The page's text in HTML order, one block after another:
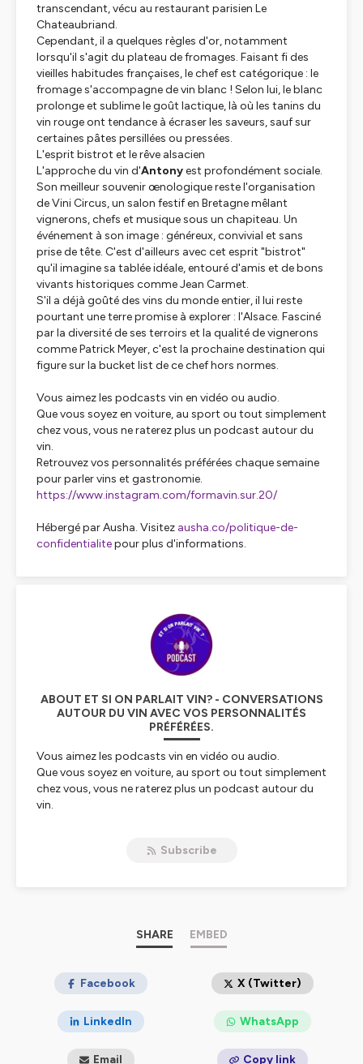
transcendant, vécu au restaurant parisien Le
Chateaubriand.
Cependant, il a quelques règles d'or, notamment
lorsqu'il s'agit du plateau de fromages. Faisant fi des
vieilles habitudes françaises, le chef est catégorique : le
fromage s'accompagne de vin blanc ! Selon lui, le blanc
prolonge et sublime le goût lactique, là où les tanins du
vin rouge ont tendance à écraser les saveurs, sauf sur
certaines pâtes persillées ou pressées.
L'esprit bistrot et le rêve alsacien
L'approche du vin d'Antonyest profondément sociale.
Son meilleur souvenir œnologique reste l'organisation
deVini Circus, un salon festif en Bretagne mêlant
vignerons, chefs et musique sous un chapiteau. Un
événement à son image : généreux, convivial et sans
prise de tête. C'est d'ailleurs avec cet esprit "bistrot"
qu'il imagine sa tablée idéale, entouré d'amis et de bons
vivants historiques comme Jean Carmet.
S'il a déjà goûté des vins du monde entier, il lui reste
pourtant une terre promise à explorer : l'Alsace. Fasciné
par la diversité de ses terroirs et la qualité de vignerons
comme Patrick Meyer, c'est la prochaine destination qui
figure sur la bucket list de ce chef hors normes.
Vous aimez les podcasts vin en vidéo ou audio.
Que vous soyez en voiture, au sport ou tout simplement
chez vous, vous ne raterez plus un podcast autour du
vin.
Retrouvez vos personnalités préférées chaque semaine
pour parler vins et gastronomie.
https://www.instagram.com/formavin.sur.20/
Hébergé par Ausha. Visitez ausha.co/politique-de-
confidentialitepour plus d'informations.
ABOUT ET SI ON PARLAIT VIN? - CONVERSATIONS
AUTOUR DU VIN AVEC VOS PERSONNALITÉS
PRÉFÉRÉES.
Vous aimez les podcasts vin en vidéo ou audio.
Que vous soyez en voiture, au sport ou tout simplement
chez vous, vous ne raterez plus un podcast autour du
vin.
travers des interviews avec des personnalités variées,
allant des vignerons aux célébrités, en passant par des
une vue sur le monde viticole, mêlant anecdotes
œnologiques.
Subscribe
SHARE EMBED
Facebook X (Twitter)
LinkedIn WhatsApp
Email Copy link